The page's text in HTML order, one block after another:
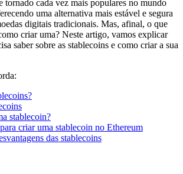
tornado cada vez mais populares no mundo
uma alternativa mais estável e segura
digitais tradicionais. Mas, afinal, o que
criar uma? Neste artigo, vamos explicar
saber sobre as stablecoins e como criar a sua
stablecoin?
criar uma stablecoin no Ethereum
das stablecoins